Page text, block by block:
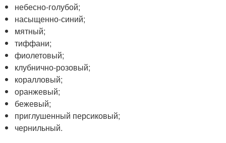
небесно-голубой;
насыщенно-синий;
мятный;
тиффани;
фиолетовый;
клубнично-розовый;
коралловый;
оранжевый;
бежевый;
приглушенный персиковый;
чернильный.